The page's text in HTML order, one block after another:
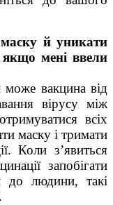
й уникати
мені ввели
вакцина від
вірусу між
всіх
маску і тримати
Коли з’явиться
запобігати
до людини, такі